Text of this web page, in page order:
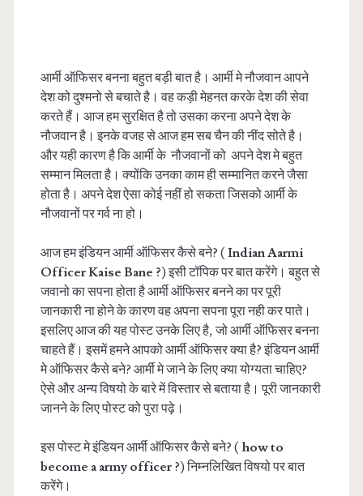
आर्मी ऑफिसर बनना बहुत बड़ी बात है। आर्मी मे नौजवान आपने
देश को दुश्मनो से बचाते है। वह कड़ी मेहनत करके देश की सेवा
करते हैं। आज हम सुरक्षित है तो उसका करना अपने देश के
नौजवान है। इनके वजह से आज हम सब चैन की नींद सोते है।
और यही कारण है कि आर्मी के नौजवानों को अपने देश मे बहुत
सम्मान मिलता है। क्योंकि उनका काम ही सम्मानित करने जैसा
होता है। अपने देश ऐसा कोई नहीं हो सकता जिसको आर्मी के
नौजवानों पर गर्व ना हो।
आज हम इंडियन आर्मी ऑफिसर कैसे बने? ( Indian Aarmi
Officer Kaise Bane ?) इसी टॉपिक पर बात करेंगे। बहुत से
जवानो का सपना होता है आर्मी ऑफिसर बनने का पर पूरी
जानकारी ना होने के कारण वह अपना सपना पूरा नही कर पाते।
इसलिए आज की यह पोस्ट उनके लिए है, जो आर्मी ऑफिसर बनना
चाहते हैं। इसमें हमने आपको आर्मी ऑफिसर क्या है? इंडियन आर्मी
मे ऑफिसर कैसे बने? आर्मी मे जाने के लिए क्या योग्यता चाहिए?
ऐसे और अन्य विषयो के बारे में विस्तार से बताया है। पूरी जानकारी
जानने के लिए पोस्ट को पुरा पढ़े।
इस पोस्ट मे इंडियन आर्मी ऑफिसर कैसे बने? ( how to
become a army officer?) निम्नलिखित विषयो पर बात
करेंगे।